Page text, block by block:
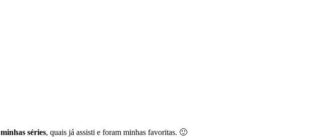
minhas séries, quais já assisti e foram minhas favoritas. 🙂